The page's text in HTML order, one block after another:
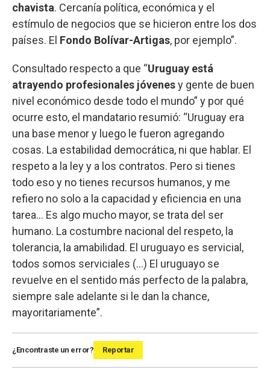
chavista. Cercanía política, económica y el
estímulo de negocios que se hicieron entre los dos
países. El Fondo Bolívar-Artigas, por ejemplo”.
Consultado respecto a que “Uruguay está
atrayendo profesionales jóvenesy gente de buen
nivel económico desde todo el mundo” y por qué
ocurre esto, el mandatario resumió: “Uruguay era
una base menor y luego le fueron agregando
cosas. La estabilidad democrática, ni que hablar. El
respeto a la ley y a los contratos. Pero si tienes
todo eso y no tienes recursos humanos, y me
refiero no solo a la capacidad y eficiencia en una
tarea... Es algo mucho mayor, se trata del ser
humano. La costumbre nacional del respeto, la
tolerancia, la amabilidad. El uruguayo es servicial,
todos somos serviciales (…) El uruguayo se
revuelve en el sentido más perfecto de la palabra,
siempre sale adelante si le dan la chance,
mayoritariamente”.
¿Encontraste un error? Reportar